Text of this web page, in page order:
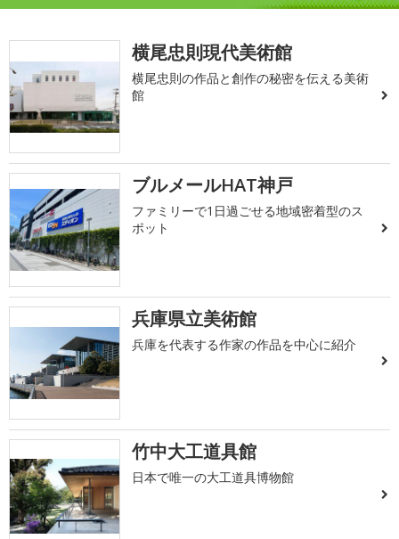
横尾忠則現代美術館
横尾忠則の作品と創作の秘密を伝える美術
館
ブルメールHAT神戸
ファミリーで1日過ごせる地域密着型のス
ポット
兵庫県立美術館
兵庫を代表する作家の作品を中心に紹介
竹中大工道具館
日本で唯一の大工道具博物館